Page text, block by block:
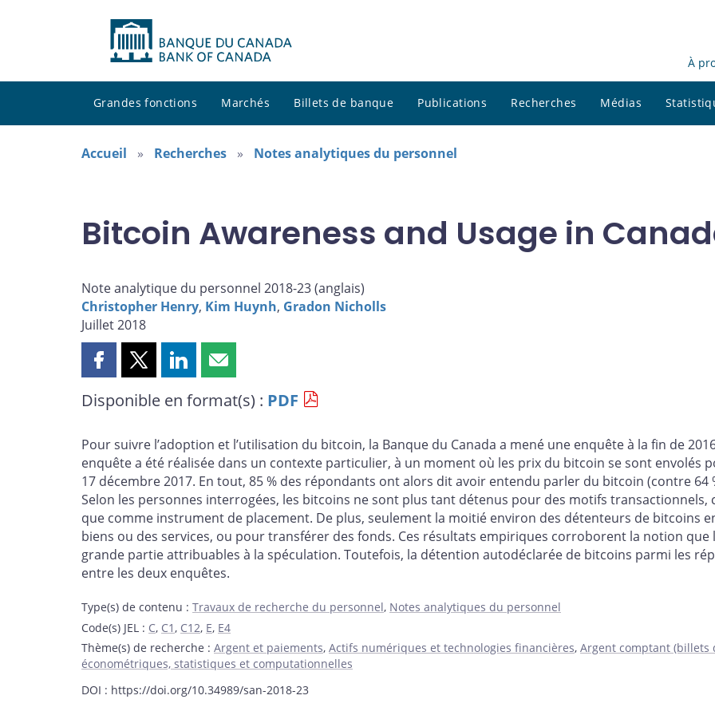
À
Grandes fonctions Marchés Billets de banque Publications Recherches Médias
Accueil Recherches Notes analytiques du personnel
Bitcoin Awareness and Usage in
Note analytique du personnel 2018-23 (anglais)
Christopher Henry, Kim Huynh, Gradon Nicholls
Juillet 2018
Partager
page
Facebook
Partager
page
X
Partager
page
LinkedIn
Partager
page
courriel
Disponible en format(s) : PDF
Pour suivre l’adoption et l’utilisation du bitcoin, la Banque du Canada a mené une enquête à la fin de
enquête a été réalisée dans un contexte particulier, à un moment où les prix du bitcoin se sont envolés
17 décembre 2017. En tout, 85 % des répondants ont alors dit avoir entendu parler du bitcoin (contre 64
Selon les personnes interrogées, les bitcoins ne sont plus tant détenus pour des motifs transactionnels,
que comme instrument de placement. De plus, seulement la moitié environ des détenteurs de bitcoins
biens ou des services, ou pour transférer des fonds. Ces résultats empiriques corroborent la notion
grande partie attribuables à la spéculation. Toutefois, la détention autodéclarée de bitcoins parmi les
entre les deux enquêtes.
Type(s) de contenu : Travaux de recherche du personnel, Notes analytiques du personnel
Code(s) JEL : C, C1 , C12, E, E4
Thème(s) de recherche : Argent et paiements, Actifs numériques et technologies financières, Argent comptant (billets
économétriques, statistiques et computationnelles
DOI : https://doi.org/10.34989/san-2018-23